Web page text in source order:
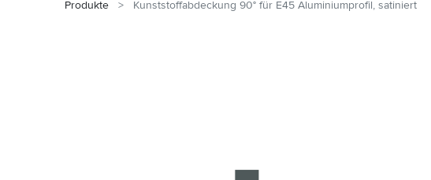
Produkte Kunststoffabdeckung 90° für E45 Aluminiumprofil, satiniert